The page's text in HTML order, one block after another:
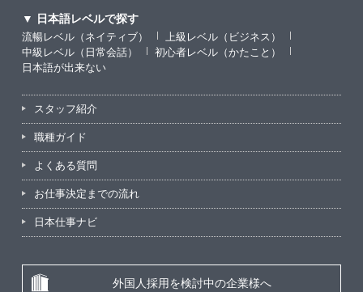
▼ 日本語レベルで探す
流暢レベル（ネイティブ）
上級レベル（ビジネス）
中級レベル（日常会話）
初心者レベル（かたこと）
日本語が出来ない
スタッフ紹介
職種ガイド
よくある質問
お仕事決定までの流れ
日本仕事ナビ
外国人採用を検討中の企業様へ